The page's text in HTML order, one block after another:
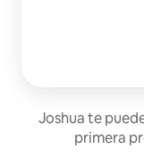
Joshua te
primera